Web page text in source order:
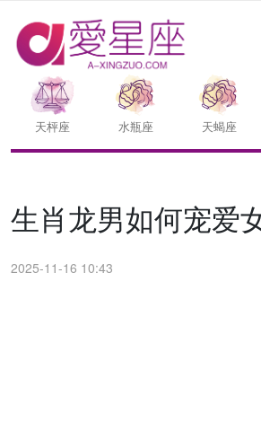
天枰座 水瓶座 天蝎座
生肖龙男如何宠爱
2025-11-16 10:43